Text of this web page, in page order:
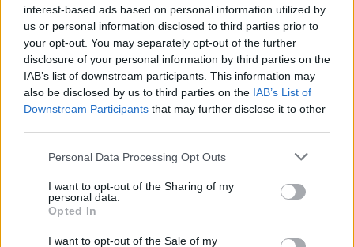
interest-based ads based on personal information utilized by
us or personal information disclosed to third parties prior to
your opt-out. You may separately opt-out of the further
disclosure of your personal information by third parties on the
IAB’s list of downstream participants. This information may
also be disclosed by us to third parties on the IAB’s List of
Downstream Participants that may further disclose it to other
Please note that this website/app uses one or more Google
not limited to your visit or usage behaviour. You may click to
grant or deny consent to Google and its third-party tags to
use your data for below specified purposes in below Google
consent section.
Personal Data Processing Opt Outs
I want to opt-out of the Sharing of my
personal data.
Opted In
I want to opt-out of the Sale of my
Breitbart: «Ο Τραμπ θα μείνει στην Ιστορία αν
συμβάλλει στην επιστροφή των Γλυπτών του
Παρθενώνα»
06.08.2026 ΓΙΆΝΝΗΣ ΤΣΟΎΡΤΗΣ